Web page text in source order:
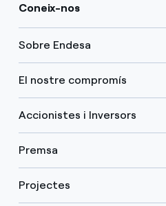
Coneix-nos
Sobre Endesa
El nostre compromís
Accionistes i Inversors
Premsa
Projectes